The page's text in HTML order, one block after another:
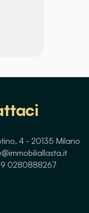
4 - 20135 Milano
0280888267